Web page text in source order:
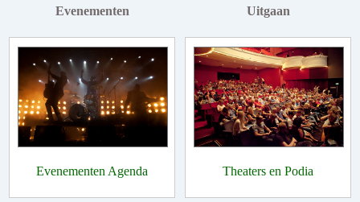
Evenementen
Evenementen Agenda
Uitgaan
Theaters en Podia